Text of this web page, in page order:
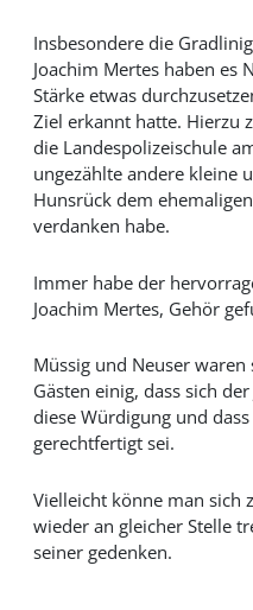
Insbesondere die
Joachim Mertes haben es
Stärke etwas
Ziel erkannt hatte. Hierzu
die Landespolizeischule
ungezählte andere kleine
Hunsrück dem
verdanken habe.
Immer habe der
Joachim Mertes, Gehör
Müssig und Neuser
Gästen einig, dass sich
diese Würdigung und
gerechtfertigt sei.
Vielleicht könne man sich
wieder an gleicher Stelle
seiner gedenken.